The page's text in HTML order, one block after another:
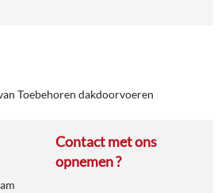
Toebehoren dakdoorvoeren
Contact met ons
opnemen ?